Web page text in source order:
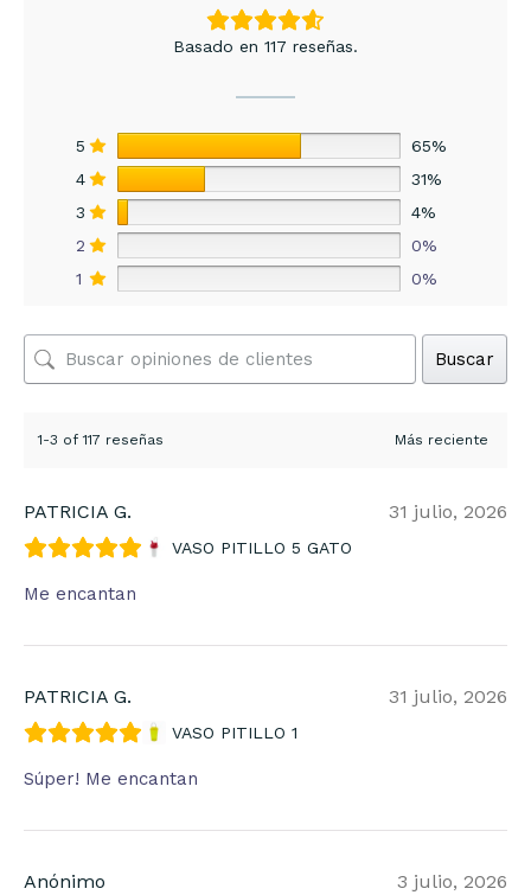
Basado en 117 reseñas.
5
65%
4
31%
3
4%
2
0%
1
0%
Buscar
1-3 of 117 reseñas
PATRICIA G. 31 julio, 2026
VASO PITILLO 5 GATO
Me encantan
PATRICIA G. 31 julio, 2026
VASO PITILLO 1
Súper! Me encantan
Anónimo 3 julio, 2026